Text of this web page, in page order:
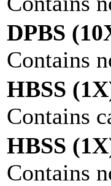
DPBS
Contains
HBSS
Contains
HBSS
Contains